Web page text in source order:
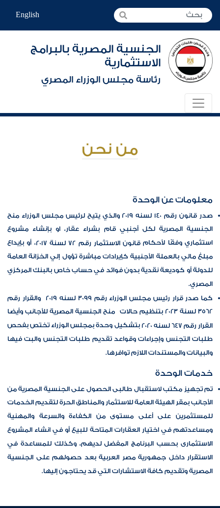
English
الجنسية المصرية بالبرامج
الاستثمارية
رئاسة مجلس الوزراء المصري
من نحن
معلومات عن الوحدة
صدر قانون رقم 140 لسنه 2019 والذي يتيح لرئيس مجلس الوزراء منح
الجنسية المصرية لكل أجنبي قام بشراء عقار، او بإنشاء مشروع
استثماري وفقًا لأحكام قانون الاستثمار رقم 72 لسنة 2017
، أو بإيداع
مبلغ مالي بالعملة الأجنبية كإيرادات مباشرة تؤول إلي الخزانة العامة
للدولة أو كوديعة نقدية بدون فوائد في حساب خاص بالبنك المركزي
المصري.
كما صدر قرار رئيس مجلس الوزراءرقم 3099 لسنه 2019 والقرار رقم
3562 لسنة 2023 بتنظيم حالات منح الجنسية المصرية للأجانب وأيضا
القرار رقم 647 لسنه 2020
بتشكيل وحدة بمجلس الوزراء تختص بفحص
طلبات التجنس وإجراءات وقواعد تقديم طلبات التجنس والبت فيها
والبيانات والمستندات اللازم توافرها.
خدمات الوحدة
تم تجهيز مكتب لاستقبال طالبى الحصول على الجنسية المصرية من
الأجانب بمقر الهيئة العامة للاستثمار والمناطق الحرة لتقديم الخدمات
للمستثمرين على أعلى مستوى من الكفاءة والسرعة والمهنية
ومساعدتهم في اختيار العقارات المتاحة للبيع أو في انشاء المشروع
الاستثمارى بحسب البرنامج المفضل لديهم، وكذلك للمساعدة في
الاستقرار داخل جمهورية مصر العربية بعد حصولهم على الجنسية
المصرية وتقديم كافة الاستشارات التي قد يحتاجون إليها.